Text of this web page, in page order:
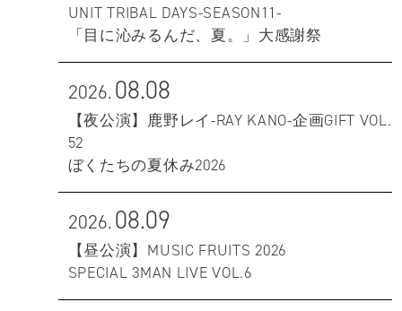
UNIT TRIBAL DAYS-SEASON11-
「目に沁みるんだ、夏。」大感謝祭
2026.08.08
【夜公演】鹿野レイ-RAY KANO-企画GIFT VOL.
52
ぼくたちの夏休み2026
2026.08.09
【昼公演】MUSIC FRUITS 2026
SPECIAL 3MAN LIVE VOL.6